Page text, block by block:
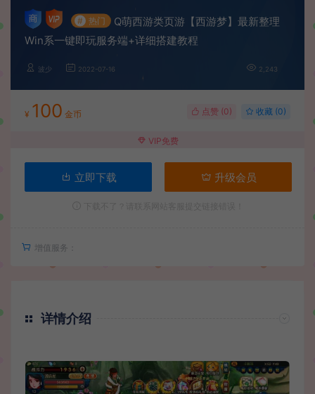
# 热门
Q萌西游类页游【西游梦】最新整理
Win系一键即玩服务端+详细搭建教程
波少 2022-07-16 2,243
¥ 100 金币 点赞 (0) 收藏 (0)
VIP免费
立即下载 升级会员
增值服务：
详情介绍